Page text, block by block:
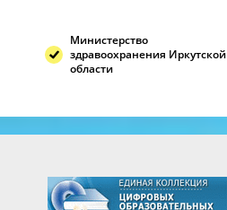
Министерство
здравоохранения Иркутской
области